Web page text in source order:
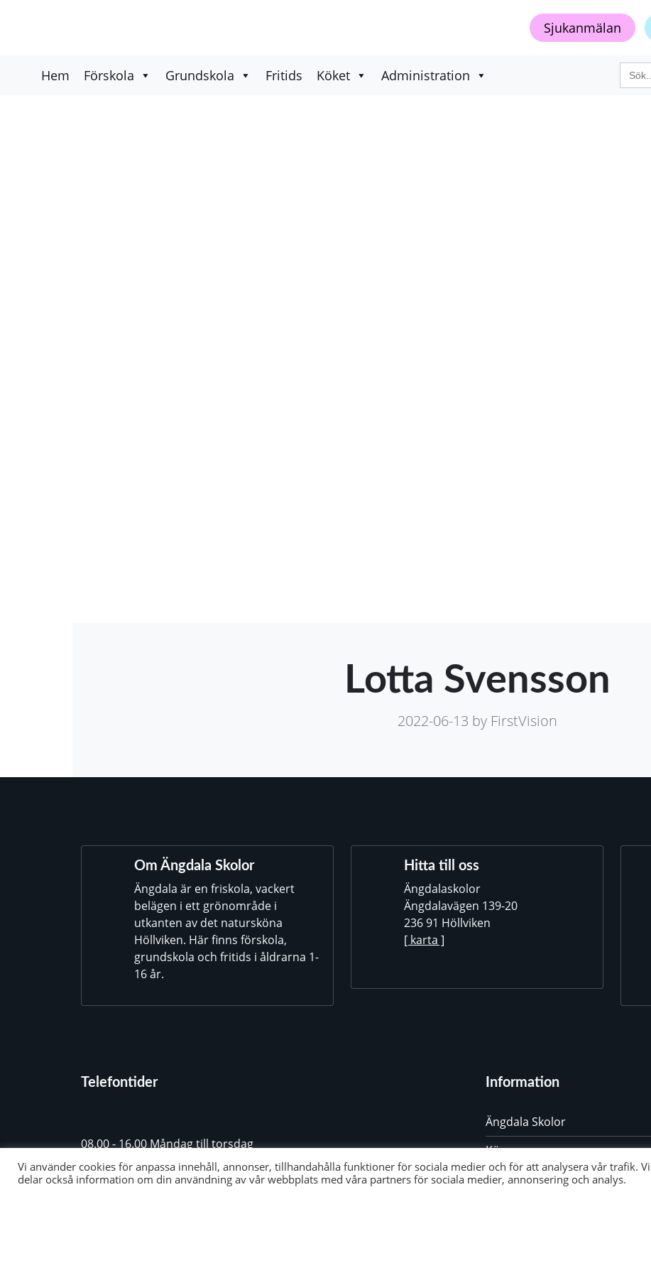
Sjukanmälan
Hem Förskola Grundskola Fritids Köket Administration Sök
efter:
Lotta Svensson
2022-06-13 by FirstVision
Om Ängdala Skolor
Ängdala är en friskola, vackert
belägen i ett grönområde i
utkanten av det natursköna
Höllviken. Här finns förskola,
grundskola och fritids i åldrarna 1-
16 år.
Hitta till oss
Ängdalaskolor
Ängdalavägen 139-20
236 91 Höllviken
[ karta ]
Telefontider
08.00 - 16.00 Måndag till torsdag
08.00 - 15.30 Fredagar
Information
Ängdala Skolor
Kö
Sjukanmälan
Vi använder cookies för anpassa innehåll, annonser, tillhandahålla funktioner för sociala medier och för att analysera vår trafik. Vi
delar också information om din användning av vår webbplats med våra partners för sociala medier, annonsering och analys.